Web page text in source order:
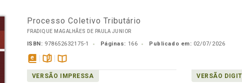
Processo Coletivo Tributário
FRADIQUE MAGALHÃES DE PAULA JUNIOR
ISBN: 978652632175-1 Páginas: 166 Publicado em: 02/07/2026
disponível
em
páginasDisponível
na
VERSÃO IMPRESSA VERSÃO